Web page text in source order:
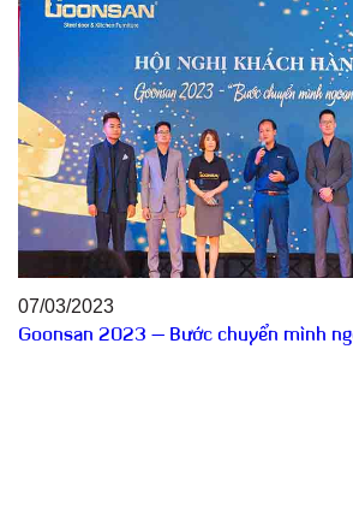
07/03/2023
Goonsan 2023 – Bước chuyển mình